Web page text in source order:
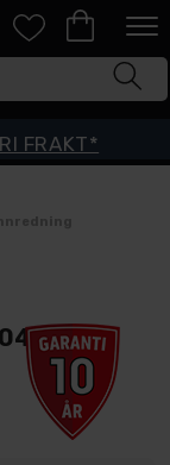
FRAKT*